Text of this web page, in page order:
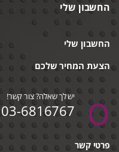
החשבון שלי
החשבון שלי
הצעת המחיר שלכם
יש לך שאלה? צור קשר!
03-6816767
פרטי קשר